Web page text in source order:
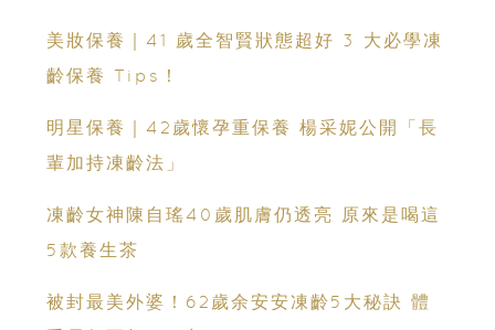
美妝保養｜41 歲全智賢狀態超好 3 大必學凍
齡保養 Tips！
明星保養｜42歲懷孕重保養 楊采妮公開「長
輩加持凍齡法」
凍齡女神陳自瑤40歲肌膚仍透亮 原來是喝這
5款養生茶
被封最美外婆！62歲余安安凍齡5大秘訣 體